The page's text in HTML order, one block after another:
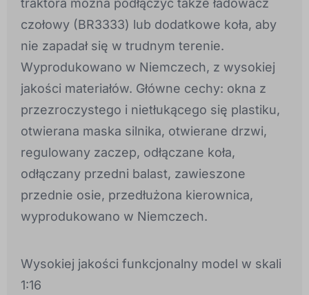
traktora można podłączyć także ładowacz
czołowy (BR3333) lub dodatkowe koła, aby
nie zapadał się w trudnym terenie.
Wyprodukowano w Niemczech, z wysokiej
jakości materiałów. Główne cechy: okna z
przezroczystego i nietłukącego się plastiku,
otwierana maska silnika, otwierane drzwi,
regulowany zaczep, odłączane koła,
odłączany przedni balast, zawieszone
przednie osie, przedłużona kierownica,
wyprodukowano w Niemczech.
Wysokiej jakości funkcjonalny model w skali
1:16